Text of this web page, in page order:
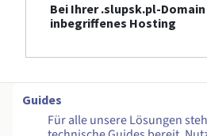
Bei Ihrer .slupsk.pl-Domain
inbegriffenes Hosting
Guides
Für alle unsere Lösungen